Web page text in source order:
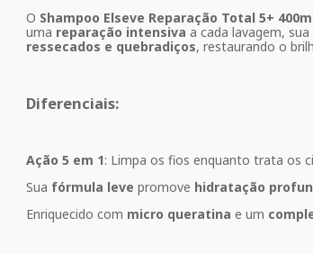
O Shampoo Elseve Reparação Total 5+
uma reparação intensiva a cada lavagem,
ressecados e quebradiços, restaurando o
Diferenciais:
Ação 5 em 1: Limpa os fios enquanto trata os
Sua fórmula leve promove hidratação
Enriquecido com micro queratina e um